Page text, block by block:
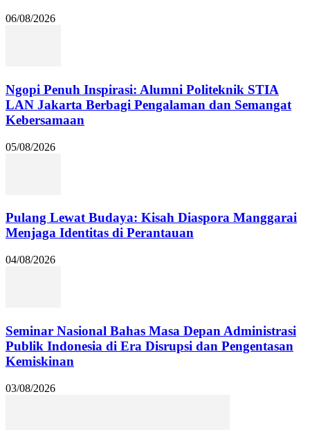
06/08/2026
Ngopi Penuh Inspirasi: Alumni Politeknik STIA
LAN Jakarta Berbagi Pengalaman dan Semangat
Kebersamaan
05/08/2026
Pulang Lewat Budaya: Kisah Diaspora Manggarai
Menjaga Identitas di Perantauan
04/08/2026
Seminar Nasional Bahas Masa Depan Administrasi
Publik Indonesia di Era Disrupsi dan Pengentasan
Kemiskinan
03/08/2026